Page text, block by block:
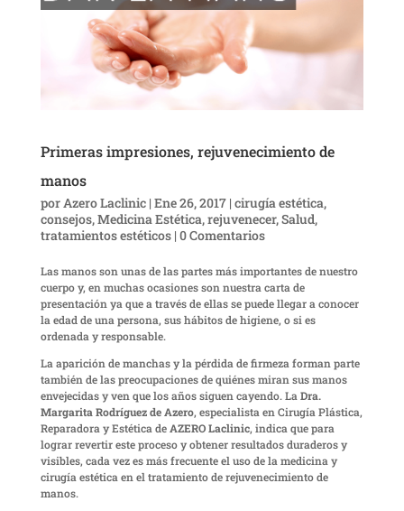
Primeras impresiones, rejuvenecimiento de
manos
porAzero Laclinic| Ene 26, 2017| cirugía estética,
consejos,Medicina Estética,rejuvenecer,Salud,
tratamientos estéticos| 0 Comentarios
Las manos son unas de las partes más importantes de nuestro
cuerpo y, en muchas ocasiones son nuestra carta de
presentación ya que a través de ellas se puede llegar a conocer
la edad de una persona, sus hábitos de higiene, o si es
ordenada y responsable.
La aparición de manchas y la pérdida de firmeza forman parte
también de las preocupaciones de quiénes miran sus manos
envejecidas y ven que los años siguen cayendo. LaDra.
Margarita Rodríguez de Azero, especialista en Cirugía Plástica,
Reparadora y Estética deAZERO Laclinic, indica que para
lograr revertir este proceso y obtener resultados duraderos y
visibles, cada vez es más frecuente el uso de la medicina y
cirugía estética en el tratamiento de rejuvenecimiento de
manos.